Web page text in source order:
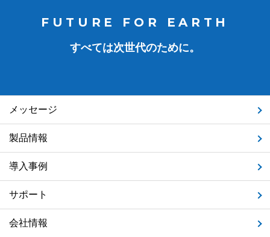
FUTURE FOR EARTH
すべては次世代のために。
メッセージ
製品情報
導入事例
サポート
会社情報